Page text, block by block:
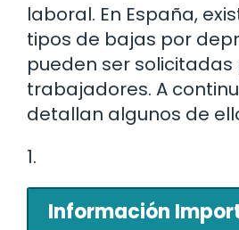
laboral. En España,
tipos de bajas por
pueden ser solicitadas
trabajadores. A
detallan algunos de
1.
Información